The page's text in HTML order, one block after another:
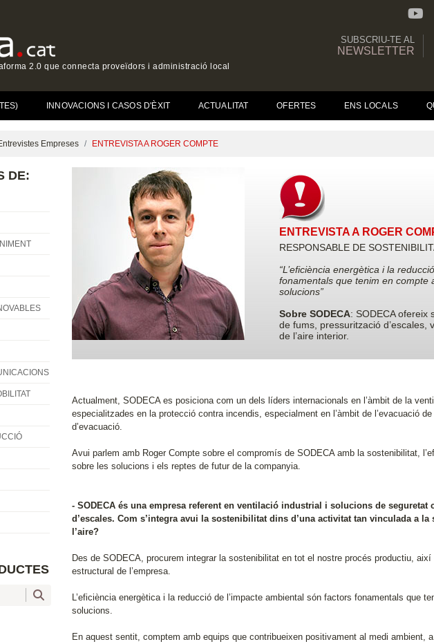
2.0 que connecta proveïdors i administració local
SUBSCRIU-TE AL
NEWSLETTER
(CURRENT)INNOVACIONS I CASOS D'ÈXIT ACTUALITAT OFERTES ENS LOCALS
Empreses ENTREVISTA A ROGER COMPTE
DE:
ENTREVISTA A ROGER
RESPONSABLE DE
“L’eficiència energètica i la
fonamentals que tenim en compte
solucions”
Sobre SODECA: SODECA ofereix
de fums, pressurització
de l’aire interior.
Actualment, SODECA es posiciona com un dels líders internacionals en l’àmbit de la
especialitzades en la protecció contra incendis, especialment en l’àmbit de l’evacuació
d’evacuació.
Avui parlem amb Roger Compte sobre el compromís de SODECA amb la sostenibilitat,
sobre les solucions i els reptes de futur de la companyia.
- SODECA és una empresa referent en ventilació industrial i solucions de
d’escales. Com s’integra avui la sostenibilitat dins d’una activitat tan vinculada a
l’aire?
Des de SODECA, procurem integrar la sostenibilitat en tot el nostre procés productiu, així
estructural de l’empresa.
L’eficiència energètica i la reducció de l’impacte ambiental són factors fonamentals que
solucions.
En aquest sentit, comptem amb equips que contribueixen positivament al medi ambient,